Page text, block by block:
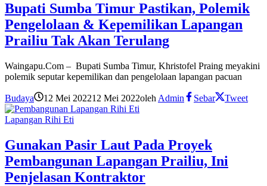
Bupati Sumba Timur Pastikan, Polemik
Pengelolaan & Kepemilikan Lapangan
Prailiu Tak Akan Terulang
Waingapu.Com – Bupati Sumba Timur, Khristofel Praing meyakini
polemik seputar kepemilikan dan pengelolaan lapangan pacuan
Budaya 12 Mei 202212 Mei 2022oleh Admin Sebar Tweet
Lapangan Rihi Eti
Gunakan Pasir Laut Pada Proyek
Pembangunan Lapangan Prailiu, Ini
Penjelasan Kontraktor